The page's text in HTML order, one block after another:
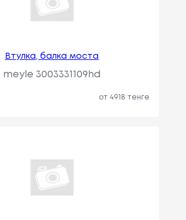
Втулка, балка моста
meyle 3003331109hd
от 4918 тенге